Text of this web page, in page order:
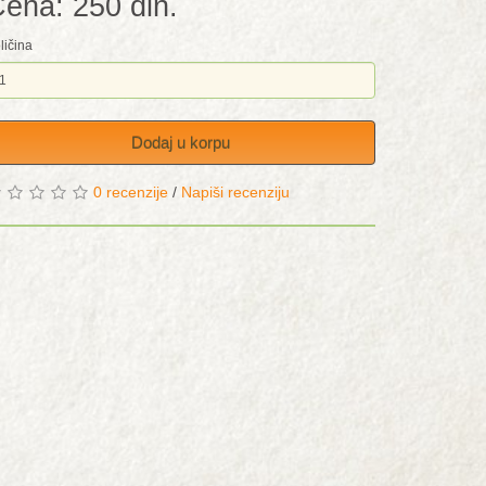
250 din.
Dodaj u korpu
0 recenzije / Napiši recenziju